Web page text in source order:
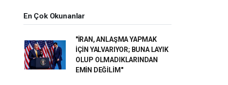
En Çok Okunanlar
"İRAN, ANLAŞMA YAPMAK
İÇİN YALVARIYOR; BUNA LAYIK
OLUP OLMADIKLARINDAN
EMİN DEĞİLİM"